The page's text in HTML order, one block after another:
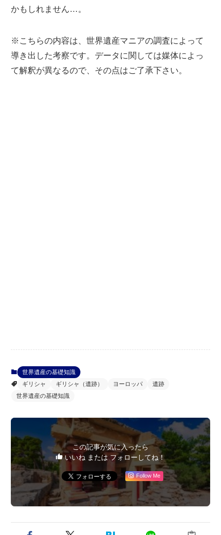
かもしれません…。
※こちらの内容は、世界遺産マニアの調査によって
導き出した考察です。データに関しては媒体によっ
て解釈が異なるので、その点はご了承下さい。
世界遺産の基礎知識
ギリシャ
ギリシャ（遺跡） ヨーロッパ
遺跡
世界遺産の基礎知識
この記事が気に入ったら
いいね または フォローしてね！
Follow Me